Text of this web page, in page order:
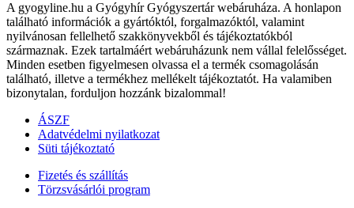
A gyogyline.hu a Gyógyhír Gyógyszertár webáruháza. A honlapon
található információk a gyártóktól, forgalmazóktól, valamint
nyilvánosan fellelhető szakkönyvekből és tájékoztatókból
származnak. Ezek tartalmáért webáruházunk nem vállal felelősséget.
Minden esetben figyelmesen olvassa el a termék csomagolásán
található, illetve a termékhez mellékelt tájékoztatót. Ha valamiben
bizonytalan, forduljon hozzánk bizalommal!
ÁSZF
Adatvédelmi nyilatkozat
Süti tájékoztató
Fizetés és szállítás
Törzsvásárlói program